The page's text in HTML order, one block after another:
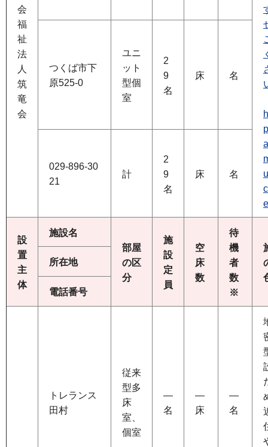
会
福
祉
法
人
筑
竜
会
つくば市下
原525-0
ユニ
ット
型個
室
2
9
名
床 名
029-896-30
21
計
2
9
名
床 名
設
置
主
体
施設名
部屋
の区
分
施
設
定
員
空
床
数
待
機
者
数
※
所在地
電話番号
トレランス
田村
従来
型多
床
室、
個室
―
名
―
床
―
名